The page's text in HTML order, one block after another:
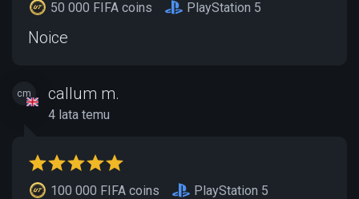
50 000 FIFA coins PlayStation 5
Noice
cm callum m.
4 lata temu
100 000 FIFA coins PlayStation 5